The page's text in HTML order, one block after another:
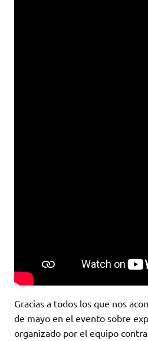
Gracias a todos los que nos
de mayo en el evento sobre
organizado por el equipo